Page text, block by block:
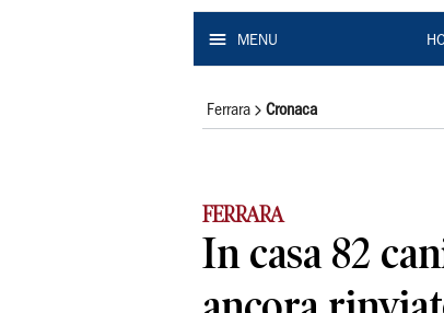
MENU
Ferrara Cronaca
FERRARA
In casa 82